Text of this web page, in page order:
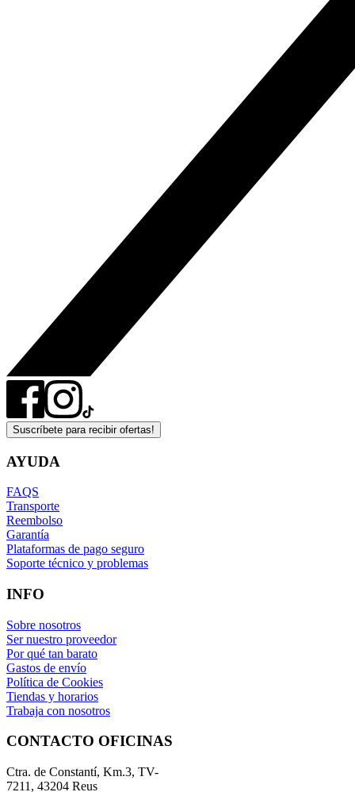
Suscríbete para recibir ofertas!
AYUDA
FAQS
Transporte
Reembolso
Garantía
Plataformas de pago seguro
Soporte técnico y problemas
INFO
Sobre nosotros
Ser nuestro proveedor
Por qué tan barato
Gastos de envío
Política de Cookies
Tiendas y horarios
Trabaja con nosotros
CONTACTO OFICINAS
Ctra. de Constantí, Km.3, TV-
7211, 43204 Reus